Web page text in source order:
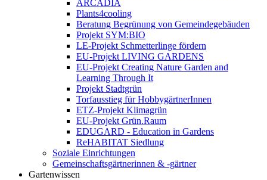
ARCADIA
Plants4cooling
Beratung Begrünung von Gemeindegebäuden
Projekt SYM:BIO
LE-Projekt Schmetterlinge fördern
EU-Projekt LIVING GARDENS
EU-Projekt Creating Nature Garden and
Learning Through It
Projekt Stadtgrün
Torfausstieg für HobbygärtnerInnen
ETZ-Projekt Klimagrün
EU-Projekt Grün.Raum
EDUGARD - Education in Gardens
ReHABITAT Siedlung
Soziale Einrichtungen
Gemeinschaftsgärtnerinnen & -gärtner
Gartenwissen